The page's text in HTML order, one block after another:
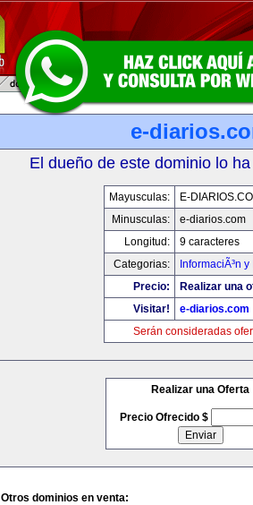
e-
El dueño de este dominio lo
Mayusculas:
E-
Minusculas:
e-diarios.com
Longitud:
9 caracteres
Categorias:
InformaciÃ³n
Precio:
Realizar una
Visitar!
e-diarios.com
Serán consideradas
Realizar una Oferta
Precio Ofrecido $
Otros dominios en venta: